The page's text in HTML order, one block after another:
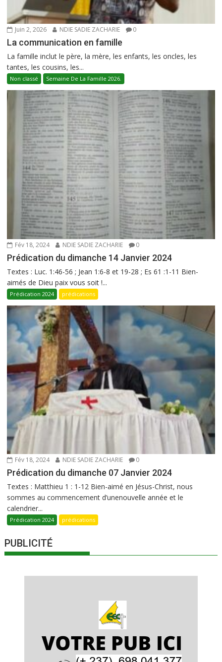
Juin 2, 2026 NDIE SADIE ZACHARIE 0
La communication en famille
La famille inclut le père, la mère, les enfants, les oncles, les
tantes, les cousins, les...
Non classé Semaine De La Famille 2026.
Fév 18, 2024 NDIE SADIE ZACHARIE 0
Prédication du dimanche 14 Janvier 2024
Textes : Luc. 1:46-56 ; Jean 1:6-8 et 19-28 ; Es 61 :1-11 Bien-
aimés de Dieu paix vous soit !...
Prédication 2024 prédications
Fév 18, 2024 NDIE SADIE ZACHARIE 0
Prédication du dimanche 07 Janvier 2024
Textes : Matthieu 1 : 1-12 Bien-aimé en Jésus-Christ, nous
sommes au commencement d’unenouvelle année et le
calendrier...
Prédication 2024 prédications
PUBLICITÉ